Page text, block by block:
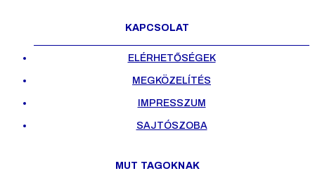
KAPCSOLAT
ELÉRHETŐSÉGEK
MEGKÖZELÍTÉS
IMPRESSZUM
SAJTÓSZOBA
MUT TAGOKNAK